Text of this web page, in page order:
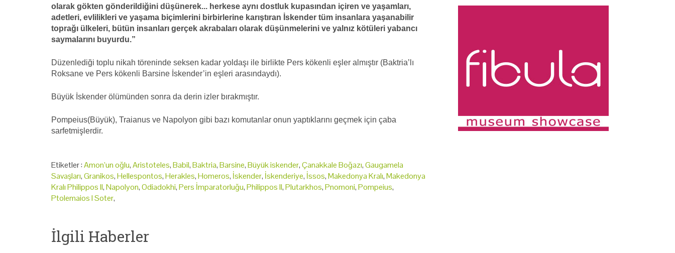
olarak gökten gönderildiğini düşünerek... herkese aynı dostluk kupasından içiren ve yaşamları,
adetleri, evlilikleri ve yaşama biçimlerini birbirlerine karıştıran İskender tüm insanlara yaşanabilir
toprağı ülkeleri, bütün insanları gerçek akrabaları olarak düşünmelerini ve yalnız kötüleri yabancı
saymalarını buyurdu.”
Düzenlediği toplu nikah töreninde seksen kadar yoldaşı ile birlikte Pers kökenli eşler almıştır (Baktria’lı
Roksane ve Pers kökenli Barsine İskender’in eşleri arasındaydı).
Büyük İskender ölümünden sonra da derin izler bırakmıştır.
Pompeius(Büyük), Traianus ve Napolyon gibi bazı komutanlar onun yaptıklarını geçmek için çaba
sarfetmişlerdir.
Etiketler :Amon’un oğlu,Aristoteles,Babil,Baktria,Barsine,Büyük iskender,Çanakkale Boğazı,Gaugamela
Savaşları,Granikos,Hellespontos,Herakles,Homeros, İskender, İskenderiye, İssos,Makedonya Kralı,Makedonya
Kralı Philippos II,Napolyon,Odiadokhi,Pers İmparatorluğu,Philippos II,Plutarkhos,Pnomoni,Pompeius,
Ptolemaios I Soter,
İlgili Haberler